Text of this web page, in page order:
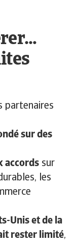
partenaires
sur des
accords sur
les
Unis et de la
rester limité,